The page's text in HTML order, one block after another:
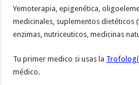
Yemoterapia, epigenética,
medicinales, suplementos dietéticos
enzimas, nutriceuticos, medicinas
Tu primer medico si usas la
médico.